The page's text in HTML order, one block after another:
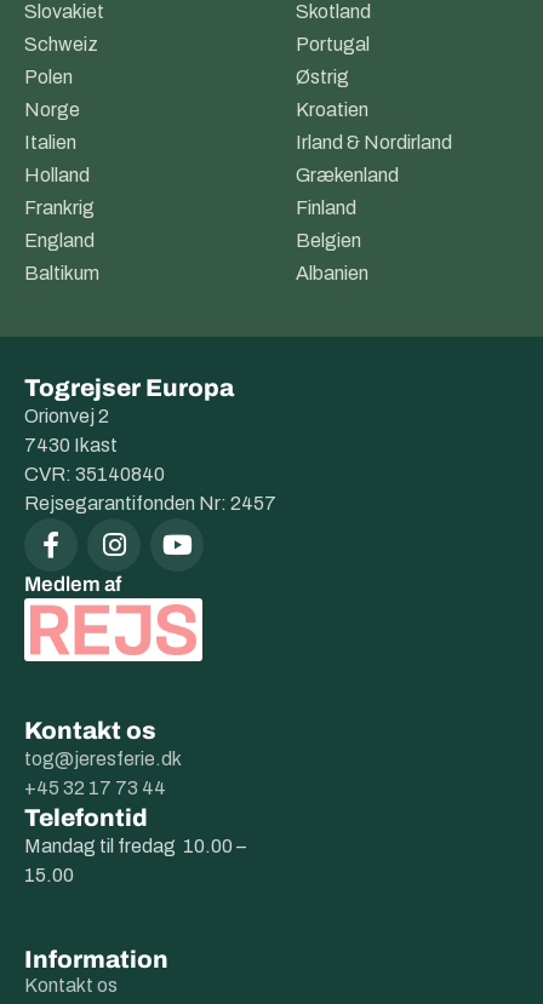
Slovakiet
Skotland
Schweiz
Portugal
Polen
Østrig
Norge
Kroatien
Italien
Irland & Nordirland
Holland
Grækenland
Frankrig
Finland
England
Belgien
Baltikum
Albanien
Togrejser Europa
Orionvej 2
7430 Ikast
CVR: 35140840
Rejsegarantifonden Nr: 2457
Medlem af
Kontakt os
tog@jeresferie.dk
+45 32 17 73 44
Telefontid
Mandag til fredag 10.00 –
15.00
Information
Kontakt os